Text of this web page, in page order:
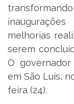
melhorias
serem
O
em São Luís,
feira (24).